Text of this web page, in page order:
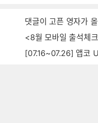
댓글이 고픈 영자가
<8월 모바일 출석체
[07.16~07.26] 앱코